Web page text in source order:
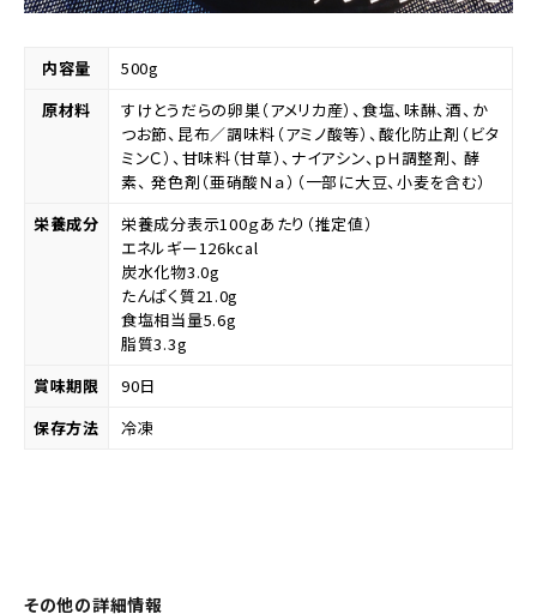
内容量
500g
原材料
すけとうだらの卵巣（アメリカ産）、食塩、味醂、酒、か
つお節、昆布／調味料（アミノ酸等）、酸化防止剤（ビタ
ミンＣ）、甘味料（甘草）、ナイアシン、ｐＨ調整剤、 酵
素、 発色剤（亜硝酸Ｎａ）（一部に大豆、小麦を含む）
栄養成分
栄養成分表示100ｇあたり（推定値）
エネルギー126kcal
炭水化物3.0g
たんぱく質21.0g
食塩相当量5.6g
脂質3.3g
賞味期限
90日
保存方法
冷凍
その他の詳細情報